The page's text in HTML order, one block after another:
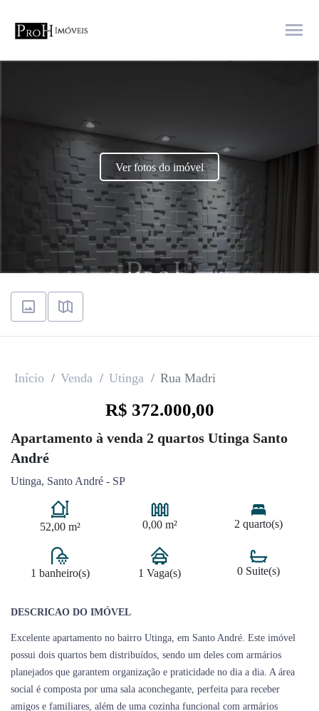
menu
Ver fotos do imóvel
Início Venda Utinga Rua Madri
R$ 372.000,00
Apartamento à venda 2 quartos Utinga Santo
André
Utinga, Santo André - SP
52,00 m² 0,00 m² 2 quarto(s)
1 banheiro(s) 1 Vaga(s) 0 Suite(s)
DESCRICAO DO IMÓVEL
Excelente apartamento no bairro Utinga, em Santo André. Este imóvel
possui dois quartos bem distribuídos, sendo um deles com armários
planejados que garantem organização e praticidade no dia a dia. A área
social é composta por uma sala aconchegante, perfeita para receber
amigos e familiares, além de uma cozinha funcional com armários